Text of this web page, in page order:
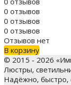
0 отзывов
0 отзывов
0 отзывов
Отзывов нет
В корзину
© 2015 - 2026
Люстры,
Надёжно, быстро,